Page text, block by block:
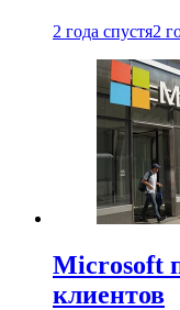
2 года спустя2
Microsoft
клиентов